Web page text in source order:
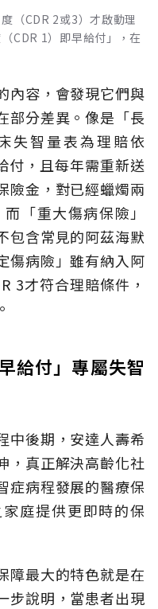
（CDR 2或3）才啟動理
CDR 1）即早給付」，在
內容，會發現它們與
部分差異。像是「長
失智量表為理賠依
付，且每年需重新送
險金，對已經蠟燭兩
而「重大傷病保險」
包含常見的阿茲海默
傷病險」雖有納入阿
3才符合理賠條件，
給付」專屬失智
中後期，安達人壽希
，真正解決高齡化社
症病程發展的醫療保
庭提供更即時的保
障最大的特色就是在
步說明，當患者出現